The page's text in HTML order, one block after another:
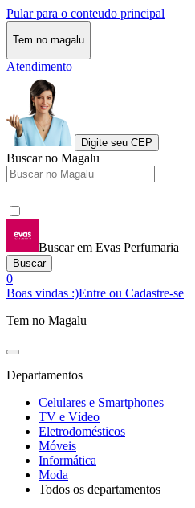
Pular para o conteudo principal
Tem no magalu
Atendimento
Digite seu CEP
Buscar no Magalu
Buscar em Evas Perfumaria
Buscar
0
Boas vindas :)Entre ou Cadastre-se
Tem no Magalu
Departamentos
Celulares e Smartphones
TV e Vídeo
Eletrodomésticos
Móveis
Informática
Moda
Todos os departamentos